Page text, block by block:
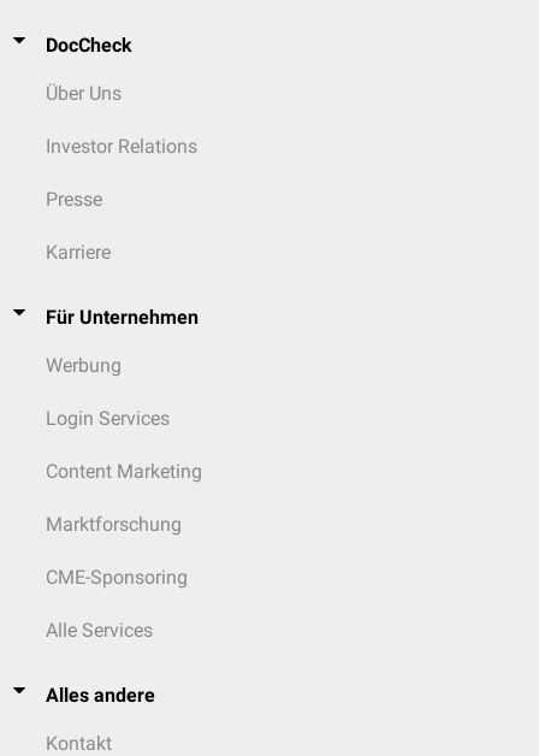
DocCheck
Über Uns
Investor Relations
Presse
Karriere
Für Unternehmen
Werbung
Login Services
Content Marketing
Marktforschung
CME-Sponsoring
Alle Services
Alles andere
Kontakt